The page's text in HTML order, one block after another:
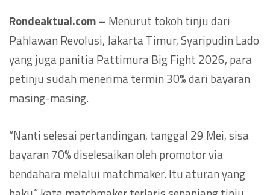
Rondeaktual.com – Menurut tokoh tinju dari
Pahlawan Revolusi, Jakarta Timur, Syaripudin Lado
yang juga panitia Pattimura Big Fight 2026, para
petinju sudah menerima termin 30% dari bayaran
masing-masing.
“Nanti selesai pertandingan, tanggal 29 Mei, sisa
bayaran 70% diselesaikan oleh promotor via
bendahara melalui matchmaker. Itu aturan yang